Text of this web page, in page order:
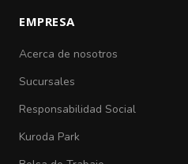
EMPRESA
Acerca de nosotros
Sucursales
Responsabilidad Social
Kuroda Park